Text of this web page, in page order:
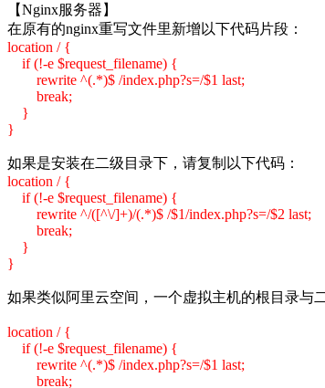
【Nginx服务器】
在原有的nginx重写文件里新增以下代码片段：
location / {
if (!-e $request_filename) {
rewrite ^(.*)$ /index.php?s=/$1 last;
break;
}
}
如果是安装在二级目录下，请复制以下代码：
location / {
if (!-e $request_filename) {
rewrite ^/([^\/]+)/(.*)$ /$1/index.php?s=/$2 last;
break;
}
}
如果类似阿里云空间，一个虚拟主机的根目录与
location / {
if (!-e $request_filename) {
rewrite ^(.*)$ /index.php?s=/$1 last;
break;